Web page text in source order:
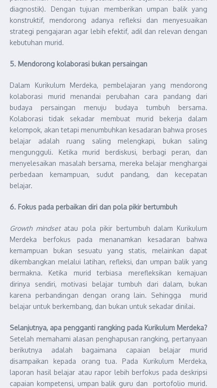
diagnostik). Dengan tujuan memberikan umpan balik yang
konstruktif, mendorong adanya refleksi dan menyesuaikan
strategi pengajaran agar lebih efektif, adil dan relevan dengan
kebutuhan murid.
5. Mendorong kolaborasi bukan persaingan
Dalam Kurikulum Merdeka, pembelajaran yang mendorong
kolaborasi murid menandai perubahan cara pandang dari
budaya persaingan menuju budaya tumbuh bersama.
Kolaborasi tidak sekadar membuat murid bekerja dalam
kelompok, akan tetapi menumbuhkan kesadaran bahwa proses
belajar adalah ruang saling melengkapi, bukan saling
mengungguli. Ketika murid berdiskusi, berbagi peran, dan
menyelesaikan masalah bersama, mereka belajar menghargai
perbedaan kemampuan, sudut pandang, dan kecepatan
belajar.
6. Fokus pada perbaikan diri dan pola pikir bertumbuh
Growth mindsetatau pola pikir bertumbuh dalam Kurikulum
Merdeka berfokus pada menanamkan kesadaran bahwa
kemampuan bukan sesuatu yang statis, melainkan dapat
dikembangkan melalui latihan, refleksi, dan umpan balik yang
bermakna. Ketika murid terbiasa merefleksikan kemajuan
dirinya sendiri, motivasi belajar tumbuh dari dalam, bukan
karena perbandingan dengan orang lain. Sehingga murid
belajar untuk berkembang, dan bukan untuk sekadar dinilai.
Selanjutnya, apa pengganti rangking pada Kurikulum Merdeka?
Setelah memahami alasan penghapusan rangking, pertanyaan
berikutnya adalah bagaimana capaian belajar murid
disampaikan kepada orang tua. Pada Kurikulum Merdeka,
laporan hasil belajar atau rapor lebih berfokus pada deskripsi
capaian kompetensi, umpan balik guru dan portofolio murid.